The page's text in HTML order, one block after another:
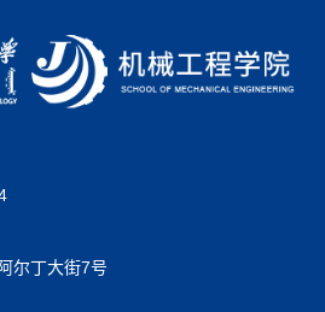
尔丁大街7号